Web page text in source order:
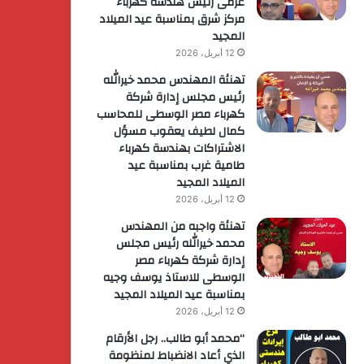
مركز شرق بمناسبة عيد الميلاد
المجيد
12 أبريل، 2026
تهنئة المهندس محمد خيرالله
رئيس مجلس إدارة شركة
كهرباء مصر الوسطى للمحاسب
كمال لطيف يعقوب مسؤل
الاشتراكات بهندسة كهرباء
طامية غرب بمناسبة عيد
الميلاد المجيد
12 أبريل، 2026
تهنئة واجبه من المهندس
محمد خيرالله رئيس مجلس
إدارة شركة كهرباء مصر
الوسطى للاستاذ يوسف وجيه
بمناسبة عيد الميلاد المجيد
12 أبريل، 2026
“محمد أبو طالب.. رجل الأرقام
الذي أعاد الانضباط لمنظومة